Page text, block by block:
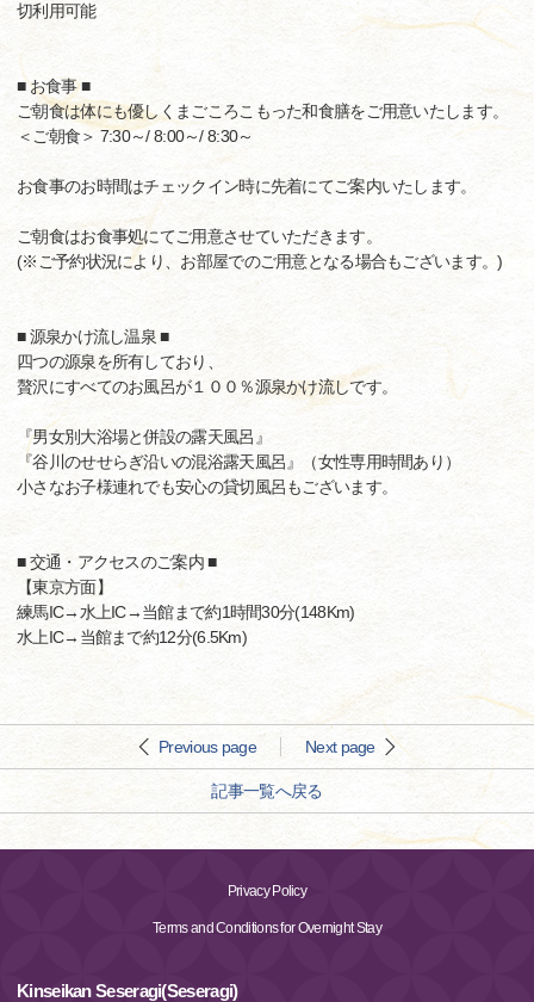
切利用可能
■ お食事 ■
ご朝食は体にも優しくまごころこもった和食膳をご用意いたします。
＜ご朝食＞ 7:30～/ 8:00～/ 8:30～
お食事のお時間はチェックイン時に先着にてご案内いたします。
ご朝食はお食事処にてご用意させていただきます。
(※ご予約状況により、お部屋でのご用意となる場合もございます。)
■ 源泉かけ流し温泉 ■
四つの源泉を所有しており、
贅沢にすべてのお風呂が１００％源泉かけ流しです。
『男女別大浴場と併設の露天風呂』
『谷川のせせらぎ沿いの混浴露天風呂』（女性専用時間あり）
小さなお子様連れでも安心の貸切風呂もございます。
■ 交通・アクセスのご案内 ■
【東京方面】
練馬IC→水上IC→当館まで約1時間30分(148Km)
水上IC→当館まで約12分(6.5Km)
Previous page Next page
記事一覧へ戻る
Privacy Policy
Terms and Conditions for Overnight Stay
Kinseikan Seseragi(Seseragi)